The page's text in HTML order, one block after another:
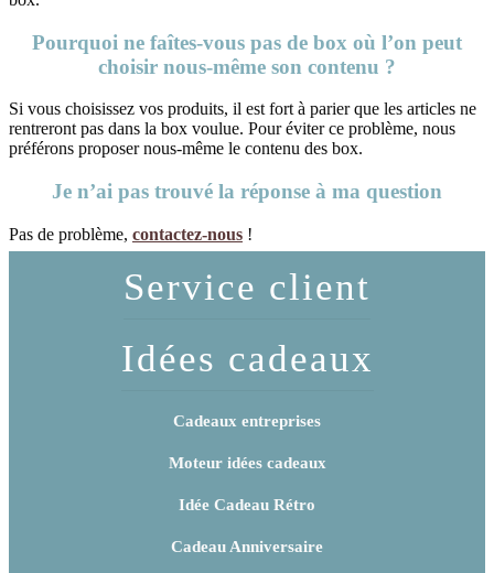
Pourquoi ne faîtes-vous pas de box où l’on peut
choisir nous-même son contenu ?
Si vous choisissez vos produits, il est fort à parier que les articles ne
rentreront pas dans la box voulue. Pour éviter ce problème, nous
préférons proposer nous-même le contenu des box.
Je n’ai pas trouvé la réponse à ma question
Pas de problème, contactez-nous !
Service client
Idées cadeaux
Cadeaux entreprises
Moteur idées cadeaux
Idée Cadeau Rétro
Cadeau Anniversaire